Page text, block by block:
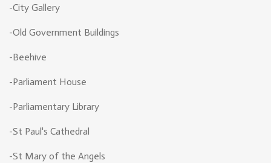
-City Gallery
-Old Government Buildings
-Beehive
-Parliament House
-Parliamentary Library
-St Paul's Cathedral
-St Mary of the Angels